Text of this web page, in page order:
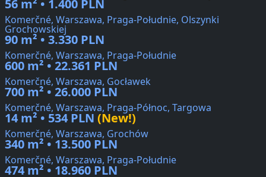
56 m² • 1.400 PLN
Komerčné, Warszawa, Praga-Południe, Olszynki
Grochowskiej
90 m² • 3.330 PLN
Komerčné, Warszawa, Praga-Południe
600 m² • 22.361 PLN
Komerčné, Warszawa, Gocławek
700 m² • 26.000 PLN
Komerčné, Warszawa, Praga-Północ, Targowa
14 m² • 534 PLN (New!)
Komerčné, Warszawa, Grochów
340 m² • 13.500 PLN
Komerčné, Warszawa, Praga-Południe
474 m² • 18.960 PLN